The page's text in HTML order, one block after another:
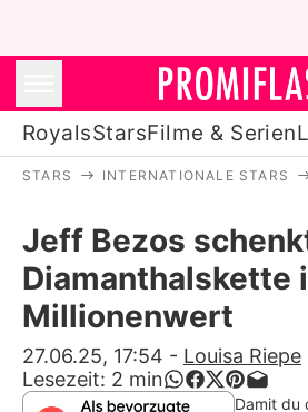
RoyalsStarsFilme & Serien
Stars
Filme & Serien
Lifestyle
Familie &
STARS INTERNATIONALE STARS
Jeff Bezos
Diamanthalskette
Millionenwert
27.06.25, 17:54 - Louisa Riepe
Lesezeit: 2 min
Damit du